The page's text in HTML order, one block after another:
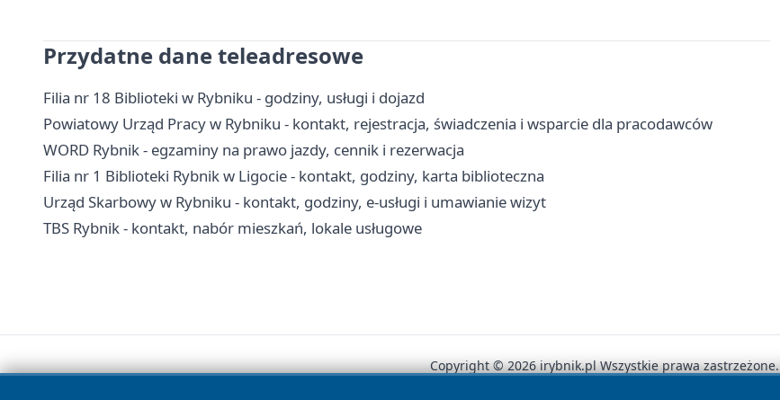
Przydatne dane teleadresowe
Filia nr 18 Biblioteki w Rybniku - godziny, usługi i dojazd
Powiatowy Urząd Pracy w Rybniku - kontakt, rejestracja, świadczenia i wsparcie dla pracodawców
WORD Rybnik - egzaminy na prawo jazdy, cennik i rezerwacja
Filia nr 1 Biblioteki Rybnik w Ligocie - kontakt, godziny, karta biblioteczna
Urząd Skarbowy w Rybniku - kontakt, godziny, e-usługi i umawianie wizyt
TBS Rybnik - kontakt, nabór mieszkań, lokale usługowe
Copyright © 2026 irybnik.pl Wszystkie prawa zastrzeżone.